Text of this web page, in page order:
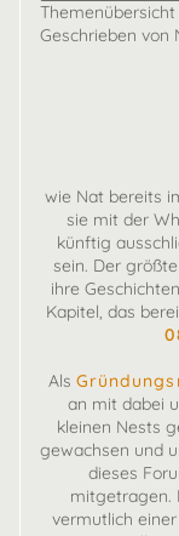
Geschrieben von
wie Nat bereits
sie mit der
künftig
sein. Der
ihre
Kapitel, das
Als
an mit dabei
kleinen Nests
gewachsen und
dieses
mitgetragen.
vermutlich